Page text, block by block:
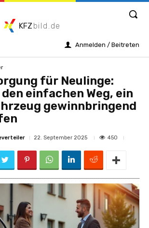
KFZ bild.de
Anmelden / Beitreten
für Neulinge:
einfachen Weg, ein
gewinnbringend
22. September 2025 450